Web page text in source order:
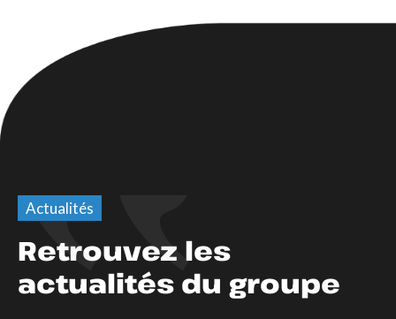
Actualités
Retrouvez les
actualités du groupe